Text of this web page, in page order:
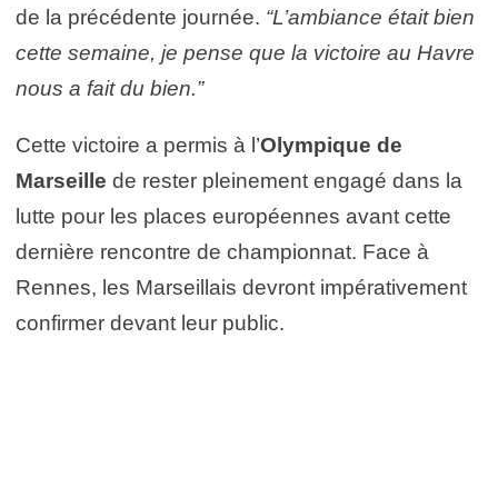
de la précédente journée. “L’ambiance était bien
cette semaine, je pense que la victoire au Havre
nous a fait du bien.”
Cette victoire a permis à l’Olympique de
Marseille de rester pleinement engagé dans la
lutte pour les places européennes avant cette
dernière rencontre de championnat. Face à
Rennes, les Marseillais devront impérativement
confirmer devant leur public.